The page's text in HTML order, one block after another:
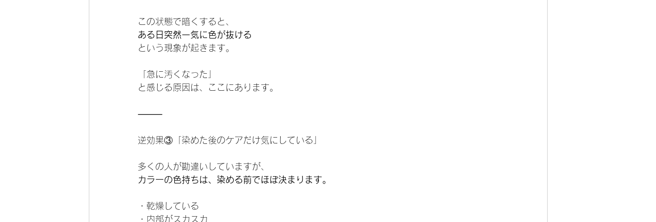
この状態で暗くすると、
ある日突然一気に色が抜ける
という現象が起きます。
「急に汚くなった」
と感じる原因は、ここにあります。
⸻
逆効果③「染めた後のケアだけ気にしている」
多くの人が勘違いしていますが、
カラーの色持ちは、染める前でほぼ決まります。
・乾燥している
・内部がスカスカ